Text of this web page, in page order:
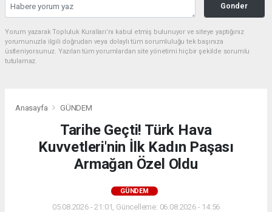
Gonder
Yorum yazarak Topluluk Kuralları’nı kabul etmiş bulunuyor ve siteye yaptığınız
yorumunuzla ilgili doğrudan veya dolaylı tüm sorumluluğu tek başınıza
üstleniyorsunuz. Yazılan tüm yorumlardan site yönetimi hiçbir şekilde sorumlu
tutulamaz.
Anasayfa GÜNDEM
Tarihe Geçti! Türk Hava
Kuvvetleri'nin İlk Kadın Paşası
Armağan Özel Oldu
GÜNDEM
05.08.2026 - 21:01, Güncelleme: 06.08.2026 - 14:56